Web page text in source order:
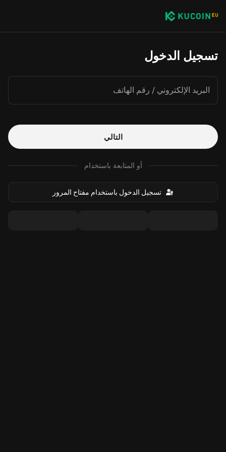
تسجيل الدخول
البريد الإلكتروني / رقم الهاتف
التالي
أو المتابعة باستخدام
تسجيل الدخول باستخدام مفتاح المرور